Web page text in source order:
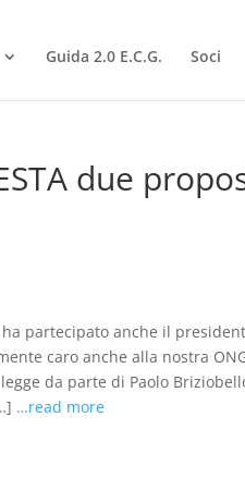
Guida 2.0 E.C.G. Soci
due
partecipato anche il
caro anche alla nostra
da parte di Paolo
…read more